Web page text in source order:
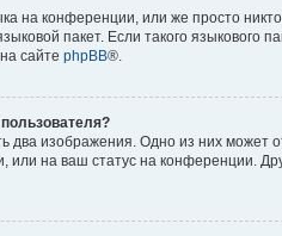
на конференции, или же просто
пакет. Если такого языкового
сайте phpBB®.
два изображения. Одно из них может
на ваш статус на конференции.